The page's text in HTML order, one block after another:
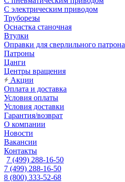
С электрическим приводом
Труборезы
Оснастка станочная
Втулки
Оправки для сверлильного патрона
Патроны
Цанги
Центры вращения
Акции
Оплата и доставка
Условия оплаты
Условия доставки
Гарантия/возврат
О компании
Новости
Вакансии
Контакты
7 (499) 288-16-50
7 (499) 288-16-50
8 (800) 333-52-68